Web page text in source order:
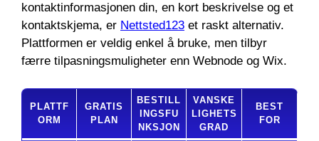
kontaktinformasjonen din, en kort beskrivelse og et
kontaktskjema, er Nettsted123 et raskt alternativ.
Plattformen er veldig enkel å bruke, men tilbyr
færre tilpasningsmuligheter enn Webnode og Wix.
PLATTF
ORM
GRATIS
PLAN
BESTILL
INGSFU
NKSJON
VANSKE
LIGHETS
GRAD
BEST
FOR